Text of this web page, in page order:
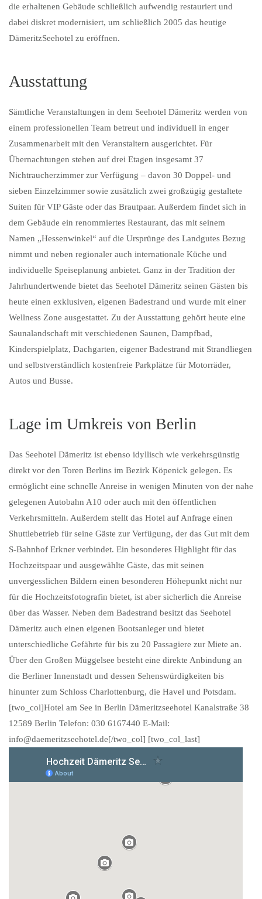
die erhaltenen Gebäude schließlich aufwendig restauriert und
dabei diskret modernisiert, um schließlich 2005 das heutige
DämeritzSeehotel zu eröffnen.
Ausstattung
Sämtliche Veranstaltungen in dem Seehotel Dämeritz werden von
einem professionellen Team betreut und individuell in enger
Zusammenarbeit mit den Veranstaltern ausgerichtet. Für
Übernachtungen stehen auf drei Etagen insgesamt 37
Nichtraucherzimmer zur Verfügung – davon 30 Doppel- und
sieben Einzelzimmer sowie zusätzlich zwei großzügig gestaltete
Suiten für VIP Gäste oder das Brautpaar. Außerdem findet sich in
dem Gebäude ein renommiertes Restaurant, das mit seinem
Namen „Hessenwinkel“ auf die Ursprünge des Landgutes Bezug
nimmt und neben regionaler auch internationale Küche und
individuelle Speiseplanung anbietet. Ganz in der Tradition der
Jahrhundertwende bietet das Seehotel Dämeritz seinen Gästen bis
heute einen exklusiven, eigenen Badestrand und wurde mit einer
Wellness Zone ausgestattet. Zu der Ausstattung gehört heute eine
Saunalandschaft mit verschiedenen Saunen, Dampfbad,
Kinderspielplatz, Dachgarten, eigener Badestrand mit Strandliegen
und selbstverständlich kostenfreie Parkplätze für Motorräder,
Autos und Busse.
Lage im Umkreis von Berlin
Das Seehotel Dämeritz ist ebenso idyllisch wie verkehrsgünstig
direkt vor den Toren Berlins im Bezirk Köpenick gelegen. Es
ermöglicht eine schnelle Anreise in wenigen Minuten von der nahe
gelegenen Autobahn A10 oder auch mit den öffentlichen
Verkehrsmitteln. Außerdem stellt das Hotel auf Anfrage einen
Shuttlebetrieb für seine Gäste zur Verfügung, der das Gut mit dem
S-Bahnhof Erkner verbindet. Ein besonderes Highlight für das
Hochzeitspaar und ausgewählte Gäste, das mit seinen
unvergesslichen Bildern einen besonderen Höhepunkt nicht nur
für die Hochzeitsfotografin bietet, ist aber sicherlich die Anreise
über das Wasser. Neben dem Badestrand besitzt das Seehotel
Dämeritz auch einen eigenen Bootsanleger und bietet
unterschiedliche Gefährte für bis zu 20 Passagiere zur Miete an.
Über den Großen Müggelsee besteht eine direkte Anbindung an
die Berliner Innenstadt und dessen Sehenswürdigkeiten bis
hinunter zum Schloss Charlottenburg, die Havel und Potsdam.
[two_col]Hotel am See in Berlin Dämeritzseehotel Kanalstraße 38
12589 Berlin Telefon: 030 6167440 E-Mail:
info@daemeritzseehotel.de[/two_col] [two_col_last]